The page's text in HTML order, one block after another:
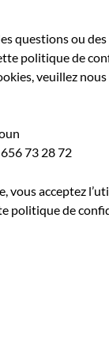
questions ou
politique de
veuillez
73 28 72
vous acceptez
politique de